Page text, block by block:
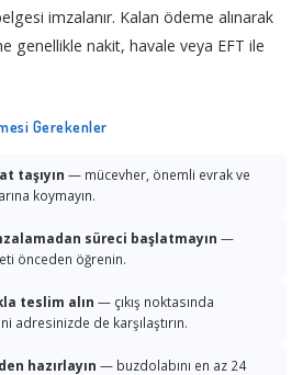
imzalanır. Kalan ödeme alınarak
genellikle nakit, havale veya EFT ile
Gerekenler
taşıyın — mücevher, önemli evrak ve
koymayın.
süreci başlatmayın —
önceden öğrenin.
teslim alın — çıkış noktasında
adresinizde de karşılaştırın.
hazırlayın — buzdolabını en az 24